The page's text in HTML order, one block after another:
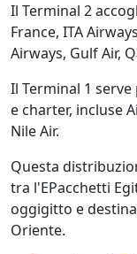
Il Terminal 2
France, ITA
Airways, Gulf Air,
Il Terminal 1
e charter, incluse
Nile Air.
Questa
tra l'EPacchetti
oggigitto e
Oriente.